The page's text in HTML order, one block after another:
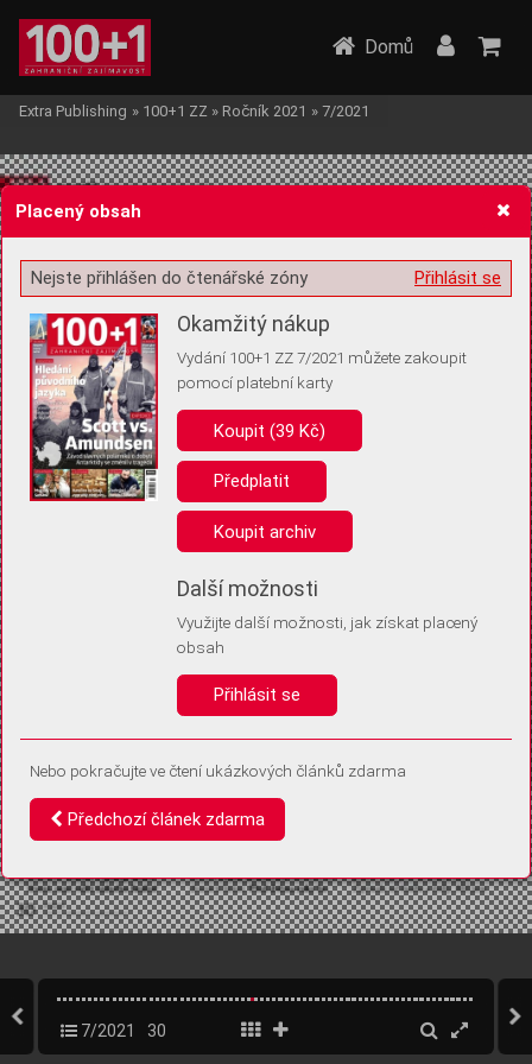
Žádost o souhlas s ukládáním volitelných informací
Pro základní fungování webu nepotřebujeme ukládat žádné informace
(tzv. cookies apod.). Rádi bychom vás ale požádali o souhlas s
uložením volitelných informací:
Anonymní unikátní ID
Díky němu příště poznáme, že se jedná o stejné zařízení, a
Identifikátor je zcela anonymní.
Vaše souhlasy a odmítnutí si ukládáme do vašeho zařízení, abychom se
vás už příště znovu neptali. Můžete je kdykoli později upravit ve Správě
Domů
Extra Publishing » 100+1 ZZ » Ročník 2021 » 7/2021
7/2021 30
Placený obsah
Přihlásit se
Nejste přihlášen do čtenářské zóny
Okamžitý nákup
Vydání 100+1 ZZ 7/2021 můžete zakoupit
pomocí platební karty
Koupit (39 Kč)
Předplatit
Koupit archiv
Další možnosti
Využijte další možnosti, jak získat placený
obsah
Přihlásit se
Nebo pokračujte ve čtení ukázkových článků zdarma
Předchozí článek zdarma